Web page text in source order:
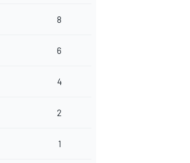
8
6
4
2
1